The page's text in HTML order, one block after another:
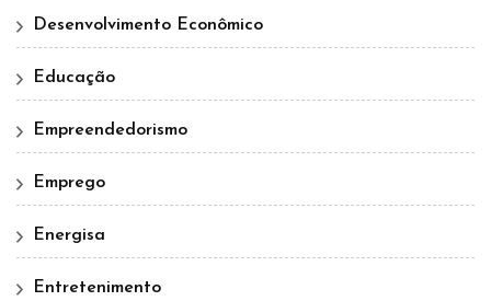
Desenvolvimento Econômico
Educação
Empreendedorismo
Emprego
Energisa
Entretenimento